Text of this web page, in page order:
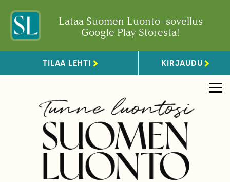
Lataa Suomen Luonto -sovellus
Google Play Storesta!
TILAA LEHTI KIRJAUDU